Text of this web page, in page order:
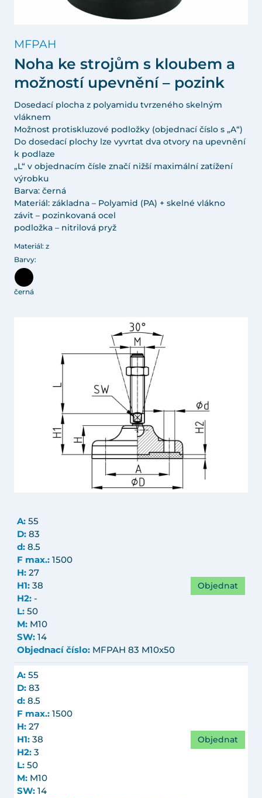
MFPAH
Noha ke strojům s kloubem a
možností upevnění – pozink
Dosedací plocha z polyamidu tvrzeného skelným
vláknem
Možnost protiskluzové podložky (objednací číslo s „A“)
Do dosedací plochy lze vyvrtat dva otvory na upevnění
k podlaze
„L“ v objednacím čísle značí nižší maximální zatížení
výrobku
Barva: černá
Materiál: základna – Polyamid (PA) + skelné vlákno
závit – pozinkovaná ocel
podložka – nitrilová pryž
Materiál: z
Barvy:
černá
A: 55
D: 83
d: 8.5
F max.: 1500
H: 27
H1: 38
H2: -
L: 50
M: M10
SW: 14
Objednací číslo: MFPAH 83 M10x50
Objednat
A: 55
D: 83
d: 8.5
F max.: 1500
H: 27
H1: 38
H2: 3
L: 50
M: M10
SW: 14
Objednat